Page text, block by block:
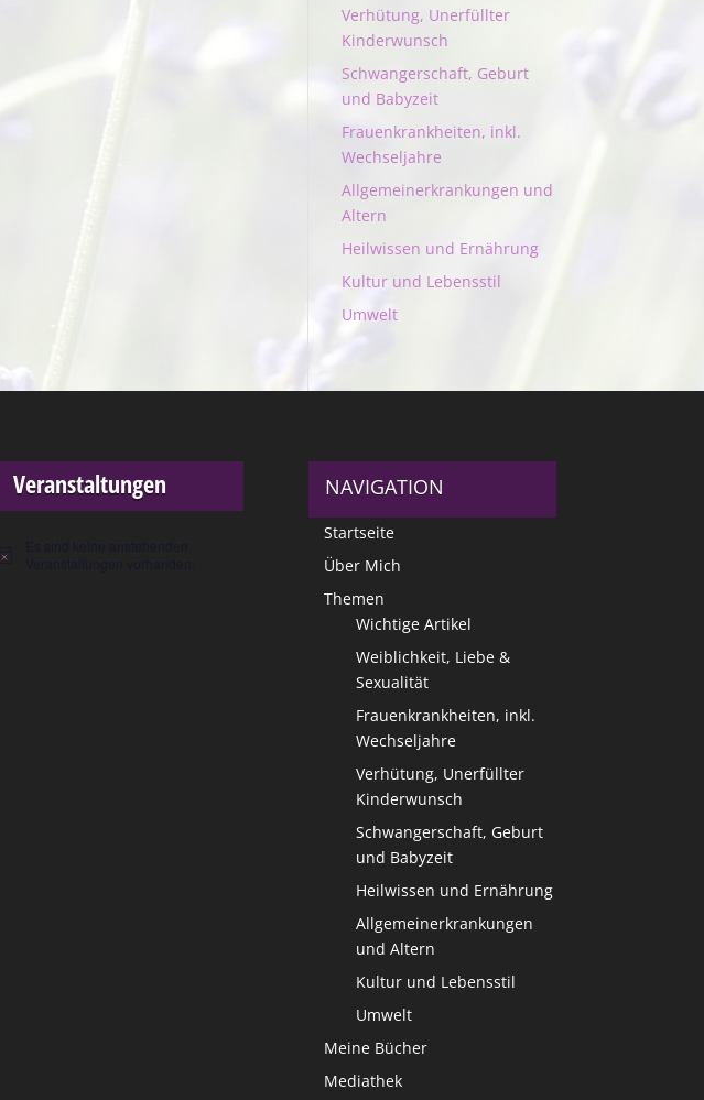
Verhütung, Unerfüllter
Kinderwunsch
Schwangerschaft, Geburt
und Babyzeit
Frauenkrankheiten, inkl.
Wechseljahre
Allgemeinerkrankungen und
Altern
Heilwissen und Ernährung
Kultur und Lebensstil
Umwelt
Veranstaltungen
Hinweis
NAVIGATION
Startseite
Über Mich
Themen
Wichtige Artikel
Weiblichkeit, Liebe &
Sexualität
Frauenkrankheiten, inkl.
Wechseljahre
Verhütung, Unerfüllter
Kinderwunsch
Schwangerschaft, Geburt
und Babyzeit
Heilwissen und Ernährung
Allgemeinerkrankungen
und Altern
Kultur und Lebensstil
Umwelt
Meine Bücher
Mediathek